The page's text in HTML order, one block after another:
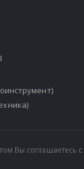
Вы соглашаетесь с